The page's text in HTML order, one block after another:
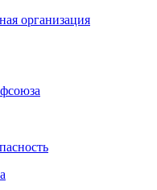
организация